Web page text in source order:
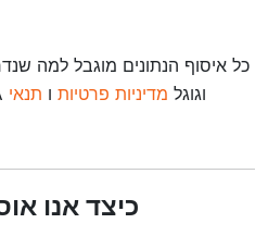
כל איסוף הנתונים מוגבל למה
זה מוגן על ידי reCAPTCHA וגוגל מדיניות פרטיות ו תנאי
2. כיצד אנו